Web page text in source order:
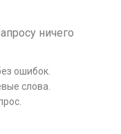
ничего
ошибок.
слова.